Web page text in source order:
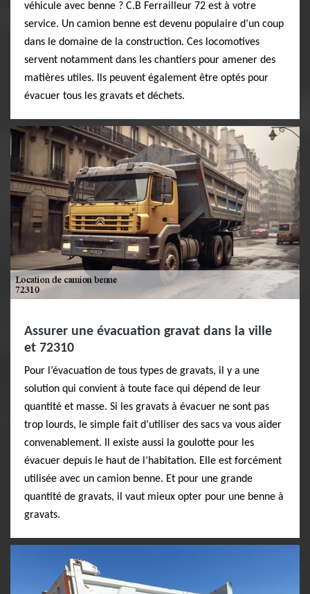
véhicule avec benne ? C.B Ferrailleur 72 est à votre
service. Un camion benne est devenu populaire d’un coup
dans le domaine de la construction. Ces locomotives
servent notamment dans les chantiers pour amener des
matières utiles. Ils peuvent également être optés pour
évacuer tous les gravats et déchets.
Assurer une évacuation gravat dans la ville
et 72310
Pour l’évacuation de tous types de gravats, il y a une
solution qui convient à toute face qui dépend de leur
quantité et masse. Si les gravats à évacuer ne sont pas
trop lourds, le simple fait d’utiliser des sacs va vous aider
convenablement. Il existe aussi la goulotte pour les
évacuer depuis le haut de l’habitation. Elle est forcément
utilisée avec un camion benne. Et pour une grande
quantité de gravats, il vaut mieux opter pour une benne à
gravats.